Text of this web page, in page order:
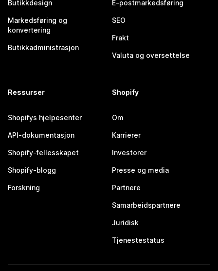
Butikkdesign
Markedsføring og
konvertering
Butikkadministrasjon
E-postmarkedsføring
SEO
Frakt
Valuta og oversettelse
Ressurser
Shopifys hjelpesenter
API-dokumentasjon
Shopify-fellesskapet
Shopify-blogg
Forskning
Shopify
Om
Karrierer
Investorer
Presse og media
Partnere
Samarbeidspartnere
Juridisk
Tjenestestatus